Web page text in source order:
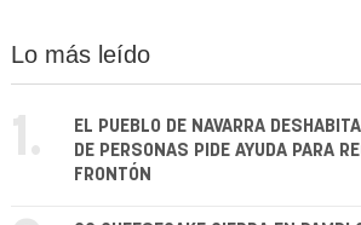
Lo más leído
1.
EL PUEBLO DE NAVARRA
DE PERSONAS PIDE AYUDA PARA
FRONTÓN